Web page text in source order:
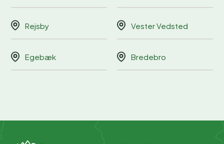
Rejsby Vester Vedsted
Egebæk Bredebro